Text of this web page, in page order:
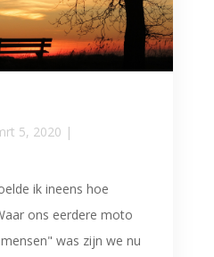
5, 2020 |
ik ineens hoe
ons eerdere moto
was zijn we nu